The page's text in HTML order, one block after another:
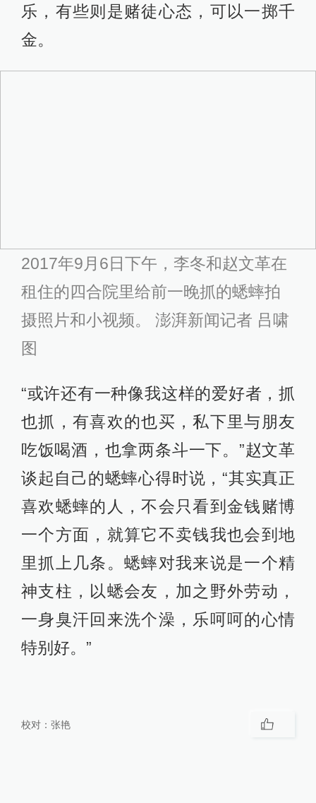
乐，有些则是赌徒心态，可以一掷千
金。
2017年9月6日下午，李冬和赵文革在
租住的四合院里给前一晚抓的蟋蟀拍
摄照片和小视频。 澎湃新闻记者 吕啸
图
“或许还有一种像我这样的爱好者，抓
也抓，有喜欢的也买，私下里与朋友
吃饭喝酒，也拿两条斗一下。”赵文革
谈起自己的蟋蟀心得时说，“其实真正
喜欢蟋蟀的人，不会只看到金钱赌博
一个方面，就算它不卖钱我也会到地
里抓上几条。蟋蟀对我来说是一个精
神支柱，以蟋会友，加之野外劳动，
一身臭汗回来洗个澡，乐呵呵的心情
特别好。”
校对： 张艳